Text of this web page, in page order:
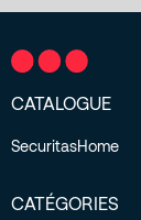
CATALOGUE
SecuritasHome
CATÉGORIES